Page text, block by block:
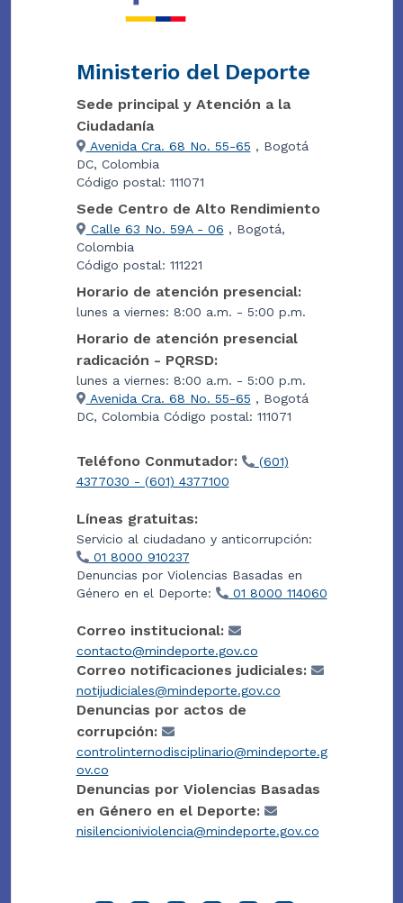
Ministerio del Deporte
Sede principal y Atención a la
Ciudadanía
Avenida Cra. 68 No. 55-65 , Bogotá
DC, Colombia
Código postal: 111071
Sede Centro de Alto Rendimiento
Calle 63 No. 59A - 06 , Bogotá,
Colombia
Código postal: 111221
Horario de atención presencial:
lunes a viernes: 8:00 a.m. - 5:00 p.m.
Horario de atención presencial
radicación - PQRSD:
lunes a viernes: 8:00 a.m. - 5:00 p.m.
Avenida Cra. 68 No. 55-65 , Bogotá
DC, Colombia Código postal: 111071
Teléfono Conmutador:
(601)
4377030 - (601) 4377100
Líneas gratuitas:
Servicio al ciudadano y anticorrupción:
01 8000 910237
Denuncias por Violencias Basadas en
Género en el Deporte:
01 8000 114060
Correo institucional:
contacto@mindeporte.gov.co
Correo notificaciones judiciales:
notijudiciales@mindeporte.gov.co
Denuncias por actos de
corrupción:
controlinternodisciplinario@mindeporte.g
ov.co
Denuncias por Violencias Basadas
en Género en el Deporte:
nisilencioniviolencia@mindeporte.gov.co